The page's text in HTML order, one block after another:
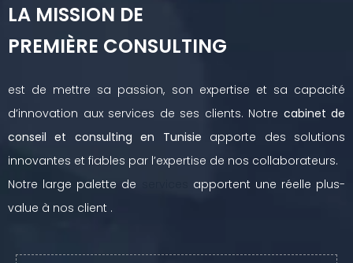
LA MISSION DE
PREMIÈRE CONSULTING
est de mettre sa passion, son expertise et sa capacité
d’innovation aux services de ses clients. Notre cabinet de
conseil et consulting en Tunisie apporte des solutions
innovantes et fiables par l’expertise de nos collaborateurs.
Notre large palette de
apportent une réelle plus-
value à nos client .